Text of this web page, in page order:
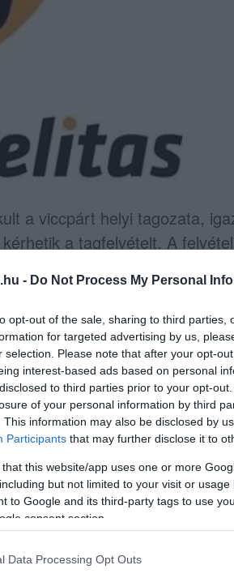
- Do Not Process My Personal
opt-out of the sale, sharing to third parties,
for targeted advertising by us,
selection. Please note that after your opt-
interest-based ads based on personal
to third parties prior to your opt-
of your personal information by third
This information may also be disclosed by
Participants that may further disclose it to
that this website/app uses one or more
but not limited to your visit or
to Google and its third-party tags to use
consent section.
Data Processing Opt Outs
a viccpárt helyi tagozata,
a tagfelvételt. A
kutyatilalom körüli bohózat.
Akkor aggódó
felé. Akkor még nem
és hát most – valljuk be -
Kutyás, kutyapárti,
és hozzáértőegyaránt
jelzés vagy különösebb
az Érsekkert több